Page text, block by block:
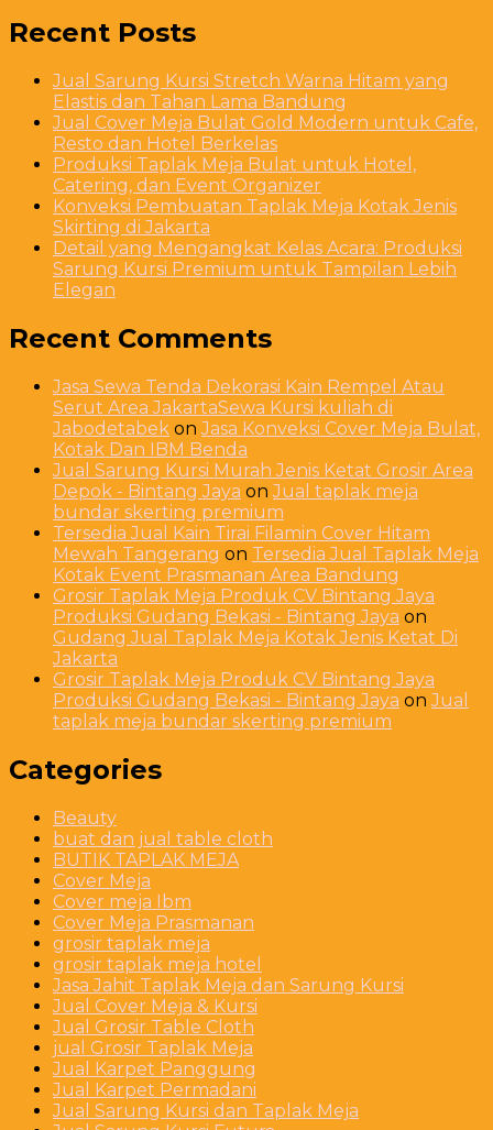
Recent Posts
Jual Sarung Kursi Stretch Warna Hitam yang
Elastis dan Tahan Lama Bandung
Jual Cover Meja Bulat Gold Modern untuk Cafe,
Resto dan Hotel Berkelas
Produksi Taplak Meja Bulat untuk Hotel,
Catering, dan Event Organizer
Konveksi Pembuatan Taplak Meja Kotak Jenis
Skirting di Jakarta
Detail yang Mengangkat Kelas Acara: Produksi
Sarung Kursi Premium untuk Tampilan Lebih
Elegan
Recent Comments
Jasa Sewa Tenda Dekorasi Kain Rempel Atau
Serut Area JakartaSewa Kursi kuliah di
Jabodetabek onJasa Konveksi Cover Meja Bulat,
Kotak Dan IBM Benda
Jual Sarung Kursi Murah Jenis Ketat Grosir Area
Depok - Bintang Jaya onJual taplak meja
bundar skerting premium
Tersedia Jual Kain Tirai Filamin Cover Hitam
Mewah Tangerang on Tersedia Jual Taplak Meja
Kotak Event Prasmanan Area Bandung
Grosir Taplak Meja Produk CV Bintang Jaya
Produksi Gudang Bekasi - Bintang Jaya on
Gudang Jual Taplak Meja Kotak Jenis Ketat Di
Jakarta
Grosir Taplak Meja Produk CV Bintang Jaya
Produksi Gudang Bekasi - Bintang Jaya onJual
taplak meja bundar skerting premium
Categories
Beauty
buat dan jual table cloth
BUTIK TAPLAK MEJA
Cover Meja
Cover meja Ibm
Cover Meja Prasmanan
grosir taplak meja
grosir taplak meja hotel
Jasa Jahit Taplak Meja dan Sarung Kursi
Jual Cover Meja & Kursi
Jual Grosir Table Cloth
jual Grosir Taplak Meja
Jual Karpet Panggung
Jual Karpet Permadani
Jual Sarung Kursi dan Taplak Meja